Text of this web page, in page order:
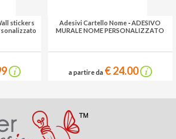
stickers
Adesivi Cartello Nome -ADESIVO
MURALE NOME PERSONALIZZATO
a partire da € 24.00